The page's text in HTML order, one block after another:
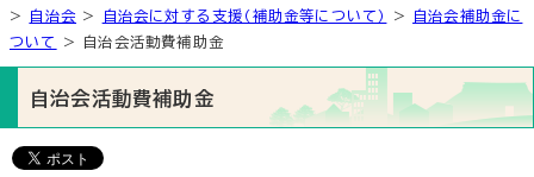
>
自治会 > 自治会に対する支援（補助金等について） >
自治会補助金に
ついて
> 自治会活動費補助金
自治会活動費補助金